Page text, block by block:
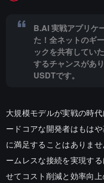
B.AI 実戦アプリケ
た！全ネットのギ
ックを共有してい
するチャンスがあ
USDTです。
大規模モデルが実戦の時
ードコアな開発者はもは
に満足することはありま
ームレスな接続を実現す
せてコスト削減と効率向